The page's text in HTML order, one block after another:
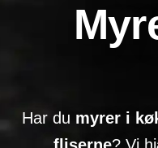
Har du myrer i